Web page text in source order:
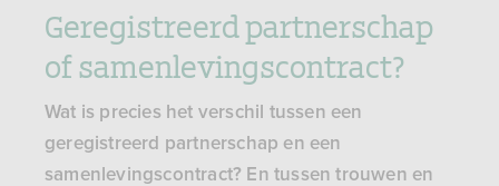
Geregistreerd partnerschap
of samenlevingscontract?
Wat is precies het verschil tussen een
geregistreerd partnerschap en een
samenlevingscontract? En tussen trouwen en